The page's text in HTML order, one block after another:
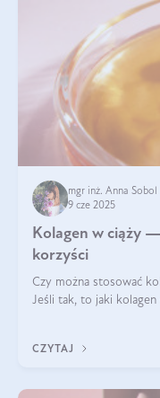
mgr inż. Anna Sobol
9 cze 2025
Kolagen w ciąży
korzyści
Czy można stosować
Jeśli tak, to jaki
CZYTAJ